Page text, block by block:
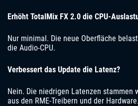
Erhöht TotalMix FX 2.0 die CPU-
Nur minimal. Die neue Oberfläche
die Audio-CPU.
Verbessert das Update die Latenz?
Nein. Die niedrigen Latenzen stammen
aus den RME-Treibern und der Hardware.